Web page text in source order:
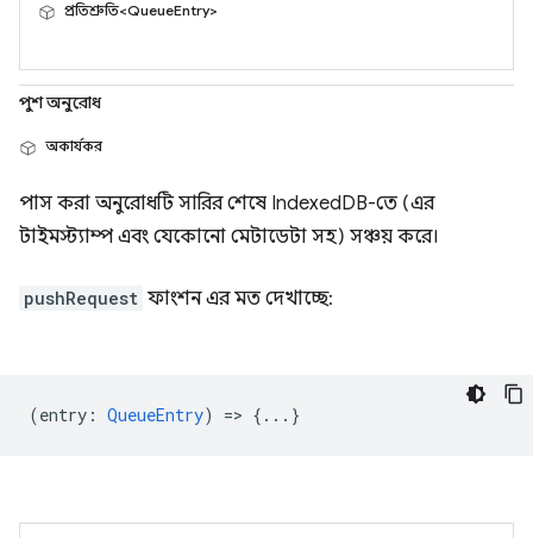
প্রতিশ্রুতি<QueueEntry>
পুশ অনুরোধ
অকার্যকর
পাস করা অনুরোধটি সারির শেষে IndexedDB-তে (এর
টাইমস্ট্যাম্প এবং যেকোনো মেটাডেটা সহ) সঞ্চয় করে।
pushRequest ফাংশন এর মত দেখাচ্ছে:
(entry : QueueEntry) => {...}